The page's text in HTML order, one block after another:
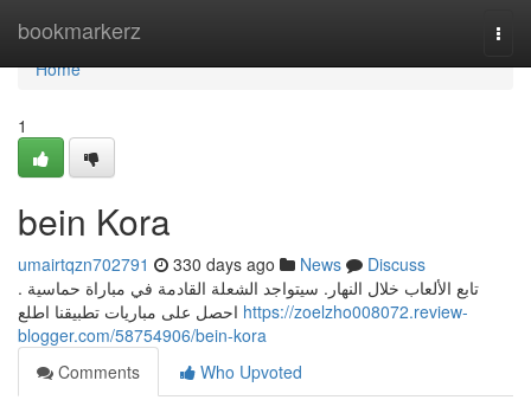
bookmarkerz
Home
Home
1
bein Kora
umairtqzn702791 330 days ago News
Discuss
تابع الألعاب خلال النهار. سيتواجد الشعلة القادمة في مباراة حماسية .
https://zoelzho008072.review-
blogger.com/58754906/bein-kora
Comments
Who Upvoted